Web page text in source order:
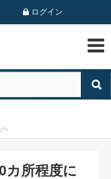
ログイン
所程度に